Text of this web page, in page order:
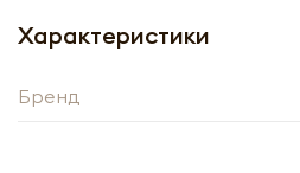
Характеристики
Бренд